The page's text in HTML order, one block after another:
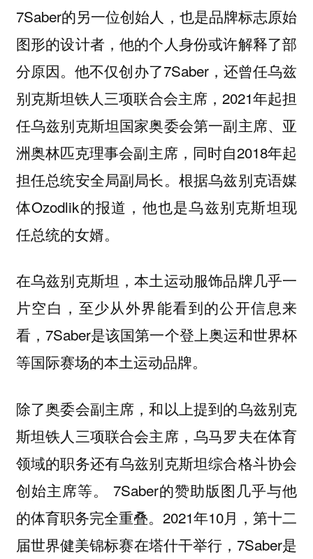
7Saber的另一位创始人，也是品牌标志原始
图形的设计者，他的个人身份或许解释了部
分原因。他不仅创办了7Saber，还曾任乌兹
别克斯坦铁人三项联合会主席，2021年起担
任乌兹别克斯坦国家奥委会第一副主席、亚
洲奥林匹克理事会副主席，同时自2018年起
担任总统安全局副局长。根据乌兹别克语媒
体Ozodlik的报道，他也是乌兹别克斯坦现
任总统的女婿。
在乌兹别克斯坦，本土运动服饰品牌几乎一
片空白，至少从外界能看到的公开信息来
看，7Saber是该国第一个登上奥运和世界杯
等国际赛场的本土运动品牌。
除了奥委会副主席，和以上提到的乌兹别克
斯坦铁人三项联合会主席，乌马罗夫在体育
领域的职务还有乌兹别克斯坦综合格斗协会
创始主席等。 7Saber的赞助版图几乎与他
的体育职务完全重叠。2021年10月，第十二
届世界健美锦标赛在塔什干举行，7Saber是